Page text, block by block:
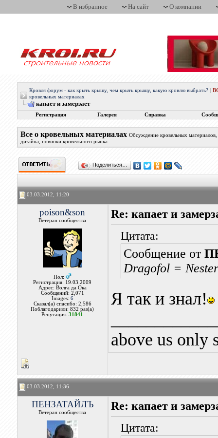
В избранное На сайт О компании
Кровля форум - как крыть крышу, чем крыть крышу, какую кровлю выбрать?
кровельных материалах
капает и замерзает
Регистрация Галерея Справка
Все о кровельных материалах Обсуждение кровельных
дизайна, новинки кровельного рынка
Поделиться…
03.03.2012, 11:20
poison&son
Ветеран сообщества
Пол:
Регистрация: 19.03.2009
Адрес: Волга да Ока
Сообщений: 2,071
Images: 6
Сказал(а) спасибо: 2,586
Поблагодарили: 832 раз(а)
Репутация:31841
Re: капает и
Цитата:
Сообщение от
Dragofol =
Я так и знал!
above us only
03.03.2012, 11:36
ПЕНЗАТАЙЛЪ
Ветеран сообщества
Re: капает и
Цитата: